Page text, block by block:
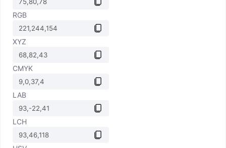
RGB
XYZ
CMYK
LAB
LCH